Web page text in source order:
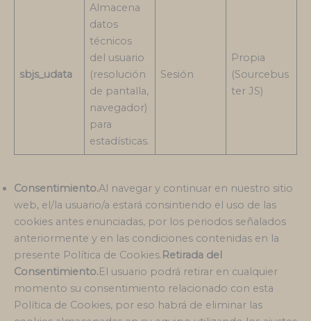
sbjs_udata
Almacena
datos
técnicos
del usuario
(resolución
de pantalla,
navegador)
para
estadísticas.
Sesión
Propia
(Sourcebus
ter JS)
Consentimiento.Al navegar y continuar en nuestro sitio
web, el/la usuario/a estará consintiendo el uso de las
cookies antes enunciadas, por los periodos señalados
anteriormente y en las condiciones contenidas en la
presente Política de Cookies.Retirada del
Consentimiento.El usuario podrá retirar en cualquier
momento su consentimiento relacionado con esta
Política de Cookies, por eso habrá de eliminar las